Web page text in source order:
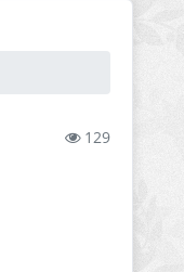
129